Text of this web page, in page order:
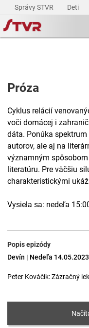
Správy STVR Deti
Próza
Cyklus relácií
voči domácej i
dáta. Ponúka
autorov, ale aj na
významným
literatúru. Pre väčšiu
charakteristickými
Vysiela sa: nedeľa
Popis epizódy
Devín | Nedeľa
Peter Kováčik: Zázračný